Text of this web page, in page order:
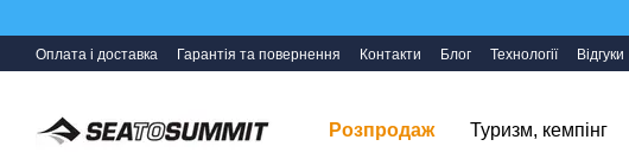
Оплата і доставка Гарантія та повернення Контакти Блог Технології Відгуки
Розпродаж Туризм, кемпінг